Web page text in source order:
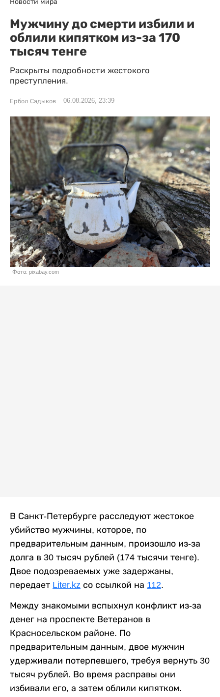
Мужчину до смерти избили и
облили кипятком из-за 170
тысяч тенге
Раскрыты подробности жестокого
преступления.
Ербол Садыков 06.08.2026, 23:39
Фото: pixabay.com
В Санкт-Петербурге расследуют жестокое
убийство мужчины, которое, по
предварительным данным, произошло из-за
долга в 30 тысяч рублей (174 тысячи тенге).
Двое подозреваемых уже задержаны,
передает Liter.kz со ссылкой на 112.
Между знакомыми вспыхнул конфликт из-за
денег на проспекте Ветеранов в
Красносельском районе. По
предварительным данным, двое мужчин
удерживали потерпевшего, требуя вернуть 30
тысяч рублей. Во время расправы они
избивали его, а затем облили кипятком.